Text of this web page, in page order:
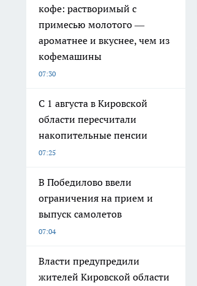
кофе: растворимый с
примесью молотого —
ароматнее и вкуснее, чем из
кофемашины
07:30
С 1 августа в Кировской
области пересчитали
накопительные пенсии
07:25
В Победилово ввели
ограничения на прием и
выпуск самолетов
07:04
Власти предупредили
жителей Кировской области